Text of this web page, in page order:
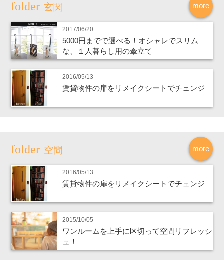
more
玄関
2017/06/20
5000円までで選べる！オシャレでスリム
な、１人暮らし用の傘立て
2016/05/13
賃貸物件の扉をリメイクシートでチェンジ
more
空間
2016/05/13
賃貸物件の扉をリメイクシートでチェンジ
2015/10/05
ワンルームを上手に区切って空間リフレッシ
ュ！